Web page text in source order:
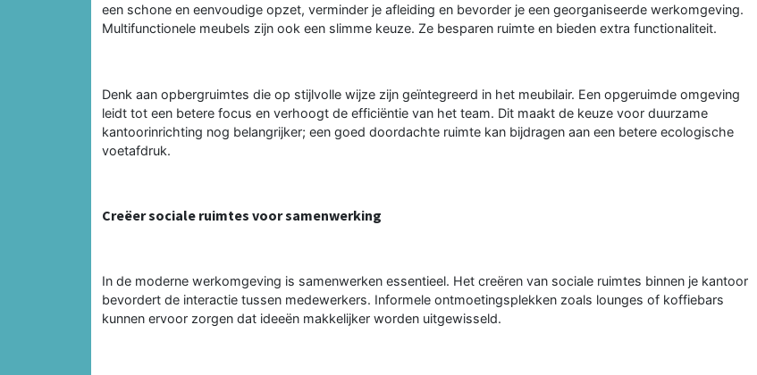
een schone en eenvoudige opzet, verminder je afleiding en bevorder je een georganiseerde werkomgeving.
Multifunctionele meubels zijn ook een slimme keuze. Ze besparen ruimte en bieden extra functionaliteit.
Denk aan opbergruimtes die op stijlvolle wijze zijn geïntegreerd in het meubilair. Een opgeruimde omgeving
leidt tot een betere focus en verhoogt de efficiëntie van het team. Dit maakt de keuze voor duurzame
kantoorinrichting nog belangrijker; een goed doordachte ruimte kan bijdragen aan een betere ecologische
voetafdruk.
Creëer sociale ruimtes voor samenwerking
In de moderne werkomgeving is samenwerken essentieel. Het creëren van sociale ruimtes binnen je kantoor
bevordert de interactie tussen medewerkers. Informele ontmoetingsplekken zoals lounges of koffiebars
kunnen ervoor zorgen dat ideeën makkelijker worden uitgewisseld.